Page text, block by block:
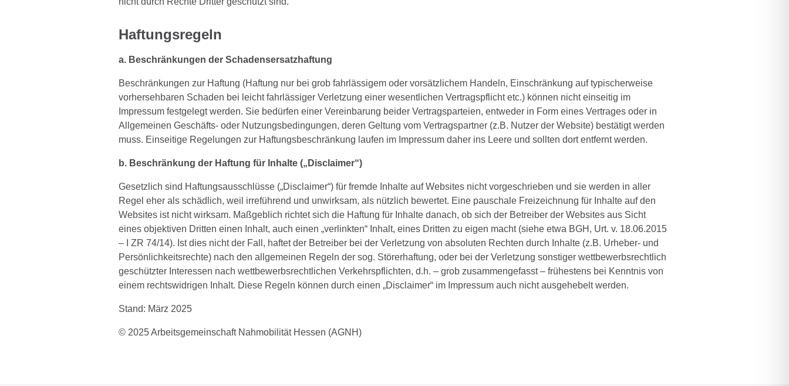
Haftungsregeln
a. Beschränkungen der Schadensersatzhaftung
Beschränkungen zur Haftung (Haftung nur bei grob fahrlässigem oder vorsätzlichem Handeln, Einschränkung auf typischerweise
vorhersehbaren Schaden bei leicht fahrlässiger Verletzung einer wesentlichen Vertragspflicht etc.) können nicht einseitig im
Impressum festgelegt werden. Sie bedürfen einer Vereinbarung beider Vertragsparteien, entweder in Form eines Vertrages oder in
Allgemeinen Geschäfts- oder Nutzungsbedingungen, deren Geltung vom Vertragspartner (z.B. Nutzer der Website) bestätigt werden
muss. Einseitige Regelungen zur Haftungsbeschränkung laufen im Impressum daher ins Leere und sollten dort entfernt werden.
b. Beschränkung der Haftung für Inhalte („Disclaimer“)
Gesetzlich sind Haftungsausschlüsse („Disclaimer“) für fremde Inhalte auf Websites nicht vorgeschrieben und sie werden in aller
Regel eher als schädlich, weil irreführend und unwirksam, als nützlich bewertet. Eine pauschale Freizeichnung für Inhalte auf den
Websites ist nicht wirksam. Maßgeblich richtet sich die Haftung für Inhalte danach, ob sich der Betreiber der Websites aus Sicht
eines objektiven Dritten einen Inhalt, auch einen „verlinkten“ Inhalt, eines Dritten zu eigen macht (siehe etwa BGH, Urt. v. 18.06.2015
– I ZR 74/14). Ist dies nicht der Fall, haftet der Betreiber bei der Verletzung von absoluten Rechten durch Inhalte (z.B. Urheber- und
Persönlichkeitsrechte) nach den allgemeinen Regeln der sog. Störerhaftung, oder bei der Verletzung sonstiger wettbewerbsrechtlich
geschützter Interessen nach wettbewerbsrechtlichen Verkehrspflichten, d.h. – grob zusammengefasst – frühestens bei Kenntnis von
einem rechtswidrigen Inhalt. Diese Regeln können durch einen „Disclaimer“ im Impressum auch nicht ausgehebelt werden.
Stand: März 2025
© 2025 Arbeitsgemeinschaft Nahmobilität Hessen (AGNH)